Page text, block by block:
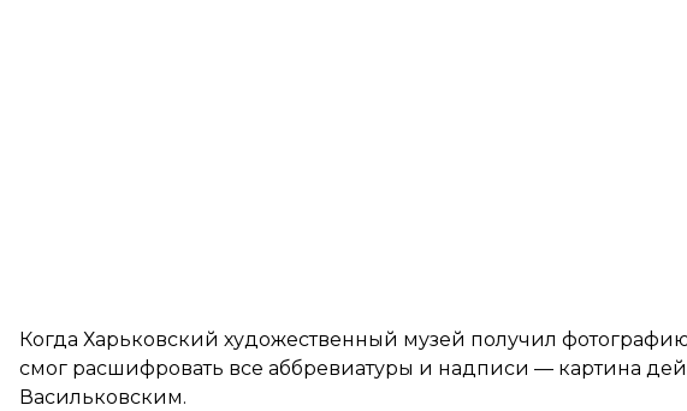
Когда Харьковский художественный музей получил
смог расшифровать все аббревиатуры и надписи — картина
Васильковским.